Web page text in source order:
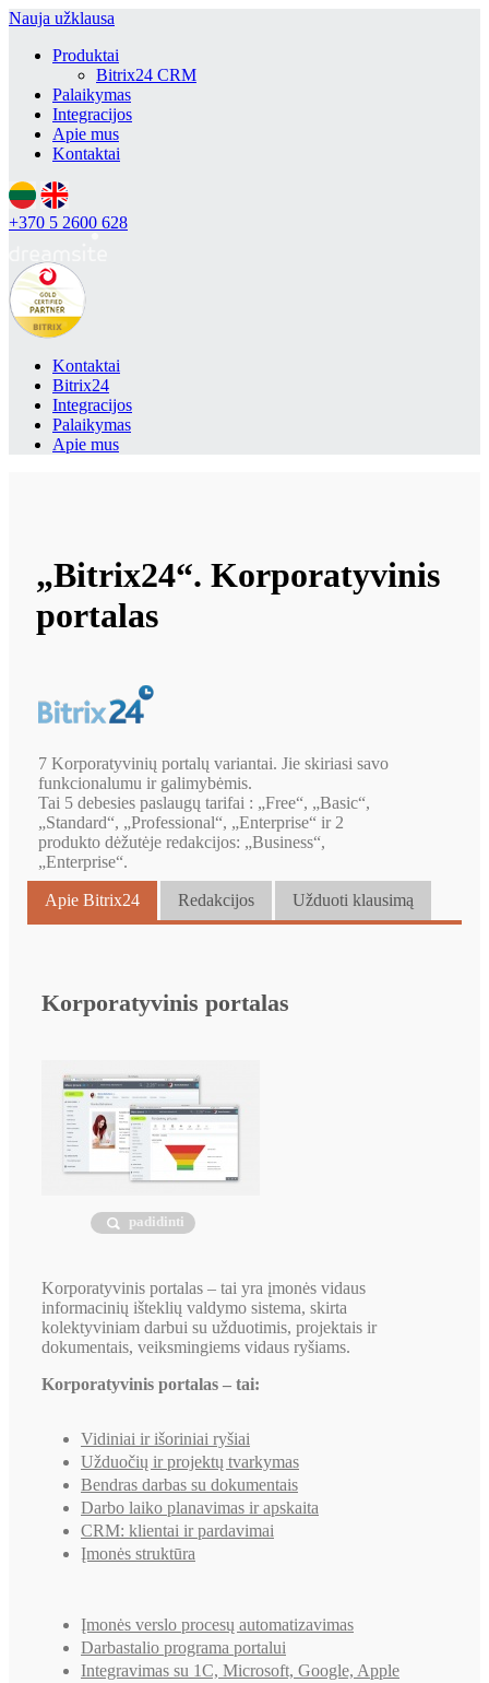
Nauja užklausa
Produktai
Bitrix24 CRM
Palaikymas
Integracijos
Apie mus
Kontaktai
+370 5 2600 628
Kontaktai
Bitrix24
Integracijos
Palaikymas
Apie mus
„Bitrix24“. Korporatyvinis
portalas
7 Korporatyvinių portalų variantai. Jie skiriasi savo
funkcionalumu ir galimybėmis.
Tai 5 debesies paslaugų tarifai : „Free“, „Basic“,
„Standard“, „Professional“, „Enterprise“ ir 2
produkto dėžutėje redakcijos: „Business“,
„Enterprise“.
Apie Bitrix24 Redakcijos Užduoti klausimą
Korporatyvinis portalas
padidinti
Korporatyvinis portalas – tai yra įmonės vidaus
informacinių išteklių valdymo sistema, skirta
kolektyviniam darbui su užduotimis, projektais ir
dokumentais, veiksmingiems vidaus ryšiams.
Korporatyvinis portalas – tai:
Vidiniai ir išoriniai ryšiai
Užduočių ir projektų tvarkymas
Bendras darbas su dokumentais
Darbo laiko planavimas ir apskaita
CRM: klientai ir pardavimai
Įmonės struktūra
Įmonės verslo procesų automatizavimas
Darbastalio programa portalui
Integravimas su 1C, Microsoft, Google, Apple